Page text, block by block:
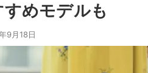
すめモデルも
9月18日